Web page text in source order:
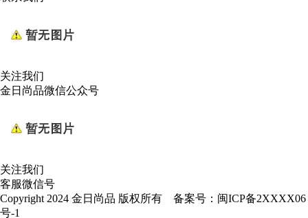
关注我们
金日尚品微信公众号
关注我们
客服微信号
Copyright 2024 金日尚品 版权所有 备案号： 闽ICP备2XXXX06
号-1